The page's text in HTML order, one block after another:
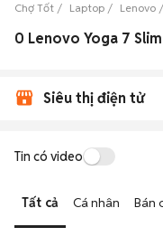
Chợ Tốt Laptop Lenovo
0 Lenovo Yoga 7
Siêu thị điện tử
Tin có video
Tất cả Cá nhân Bán